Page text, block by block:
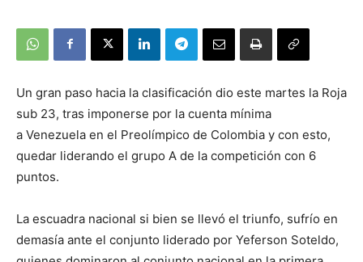
Un gran paso hacia la clasificación dio este martes la Roja
sub 23, tras imponerse por la cuenta mínima
a Venezuela en el Preolímpico de Colombia y con esto,
quedar liderando el grupo A de la competición con 6
puntos.
La escuadra nacional si bien se llevó el triunfo, sufrío en
demasía ante el conjunto liderado por Yeferson Soteldo,